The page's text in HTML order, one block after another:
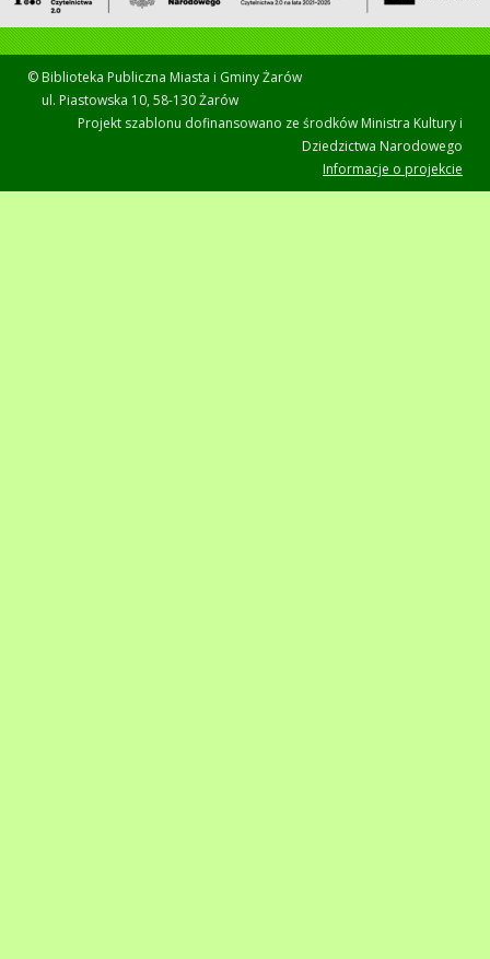
© Biblioteka Publiczna Miasta i Gminy Żarów
ul. Piastowska 10, 58-130 Żarów
Projekt szablonu dofinansowano ze środków Ministra Kultury i
Dziedzictwa Narodowego
Informacje o projekcie